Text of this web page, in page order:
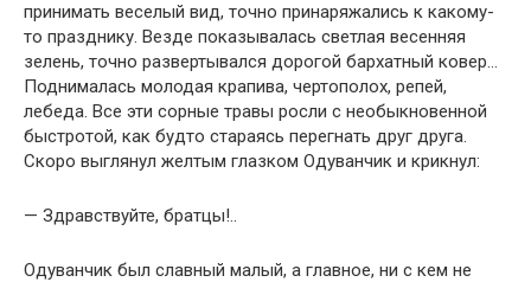
принимать веселый вид, точно принаряжались к какому-
то празднику. Везде показывалась светлая весенняя
зелень, точно развертывался дорогой бархатный ковер…
Поднималась молодая крапива, чертополох, репей,
лебеда. Все эти сорные травы росли с необыкновенной
быстротой, как будто стараясь перегнать друг друга.
Скоро выглянул желтым глазком Одуванчик и крикнул:
— Здравствуйте, братцы!..
Одуванчик был славный малый, а главное, ни с кем не